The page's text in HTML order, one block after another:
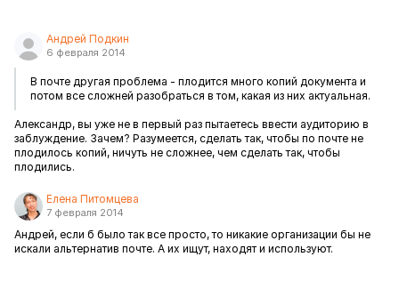
Андрей Подкин
6 февраля 2014
В почте другая проблема - плодится много копий документа и
потом все сложней разобраться в том, какая из них актуальная.
Александр, вы уже не в первый раз пытаетесь ввести аудиторию в
заблуждение. Зачем? Разумеется, сделать так, чтобы по почте не
плодилось копий, ничуть не сложнее, чем сделать так, чтобы
плодились.
Елена Питомцева
7 февраля 2014
Андрей, если б было так все просто, то никакие организации бы не
искали альтернатив почте. А их ищут, находят и используют.